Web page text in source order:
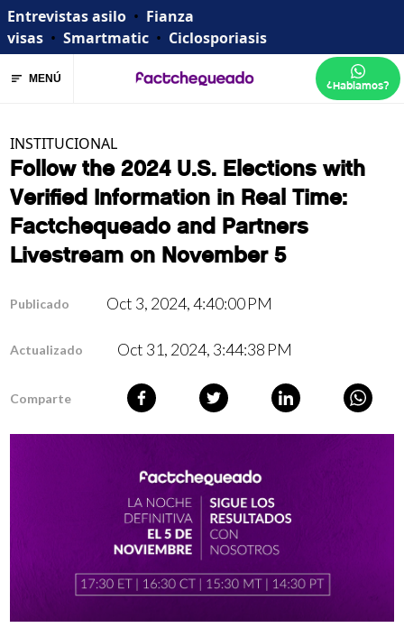
Entrevistas asilo • Fianza
visas • Smartmatic • Ciclosporiasis
MENÚ ¿Hablamos?
INSTITUCIONAL
Follow the 2024 U.S. Elections with
Verified Information in Real Time:
Factchequeado and Partners
Livestream on November 5
Publicado Oct 3, 2024, 4:40:00 PM
Actualizado Oct 31, 2024, 3:44:38 PM
Comparte